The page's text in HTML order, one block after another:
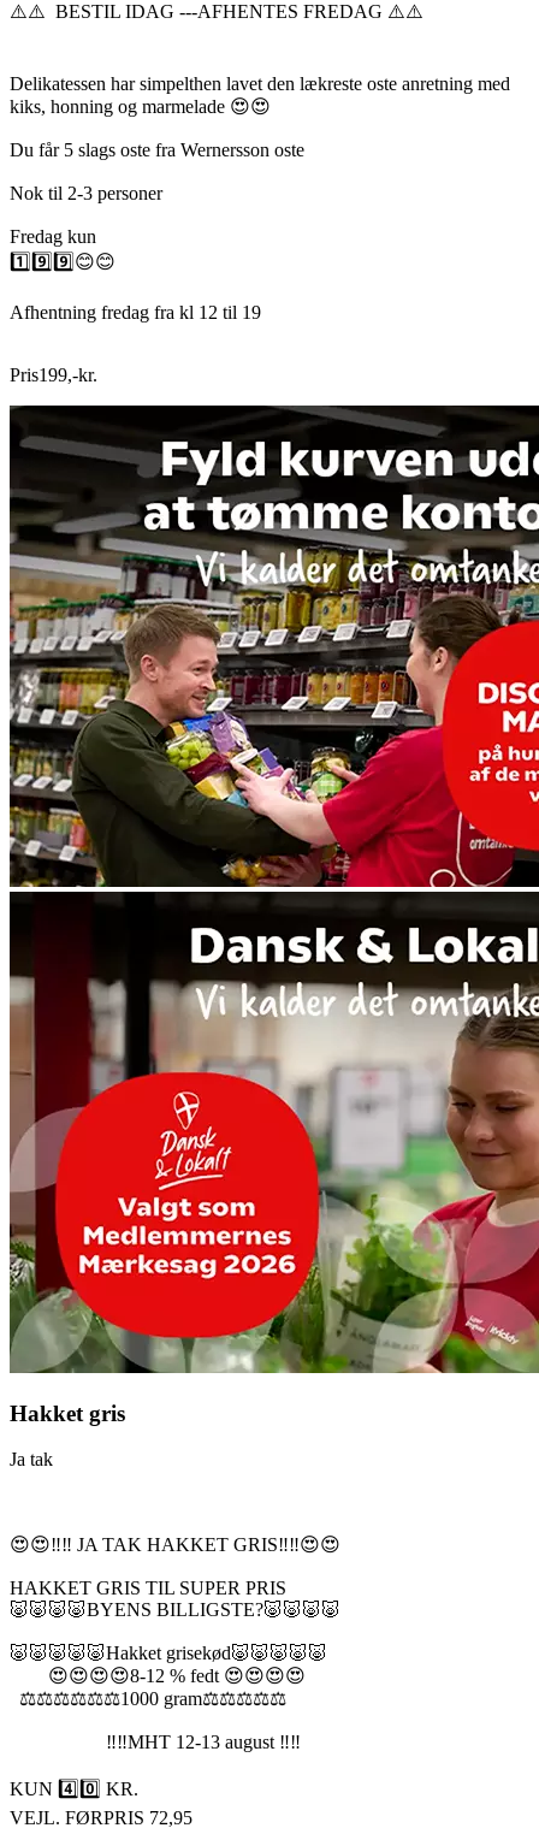
⚠️⚠️ BESTIL IDAG ---AFHENTES FREDAG ⚠️⚠️
Delikatessen har simpelthen lavet den lækreste oste anretning med
kiks, honning og marmelade 😍😍
Du får 5 slags oste fra Wernersson oste
Nok til 2-3 personer
Fredag kun
1️⃣9️⃣9️⃣😊😊
Afhentning fredag fra kl 12 til 19
Pris199,-kr.
Hakket gris
Ja tak
😍😍‼️‼️ JA TAK HAKKET GRIS‼️‼️😍😍
HAKKET GRIS TIL SUPER PRIS
🐷🐷🐷🐷BYENS BILLIGSTE?🐷🐷🐷🐷
🐷🐷🐷🐷🐷Hakket grisekød🐷🐷🐷🐷🐷
😍😍😍😍8-12 % fedt 😍😍😍😍
⚖️⚖️⚖️⚖️⚖️⚖️1000 gram⚖️⚖️⚖️⚖️⚖️
‼️‼️MHT 12-13 august ‼️‼️
KUN 4️⃣0️⃣ KR.
VEJL. FØRPRIS 72,95